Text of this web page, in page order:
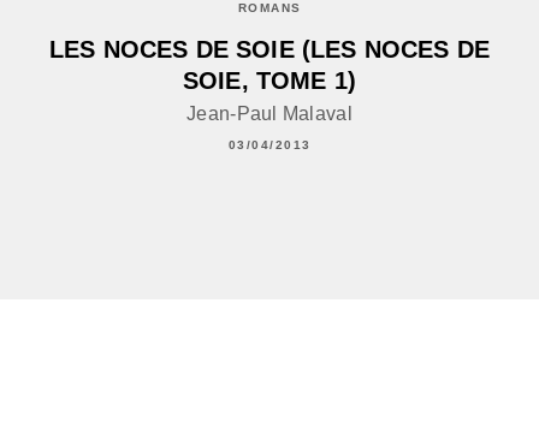
ROMANS
LES NOCES DE SOIE (LES NOCES DE
SOIE, TOME 1)
Jean-Paul Malaval
03/04/2013